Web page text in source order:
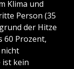
Klima und
Person (35
der Hitze
60 Prozent,
ist kein